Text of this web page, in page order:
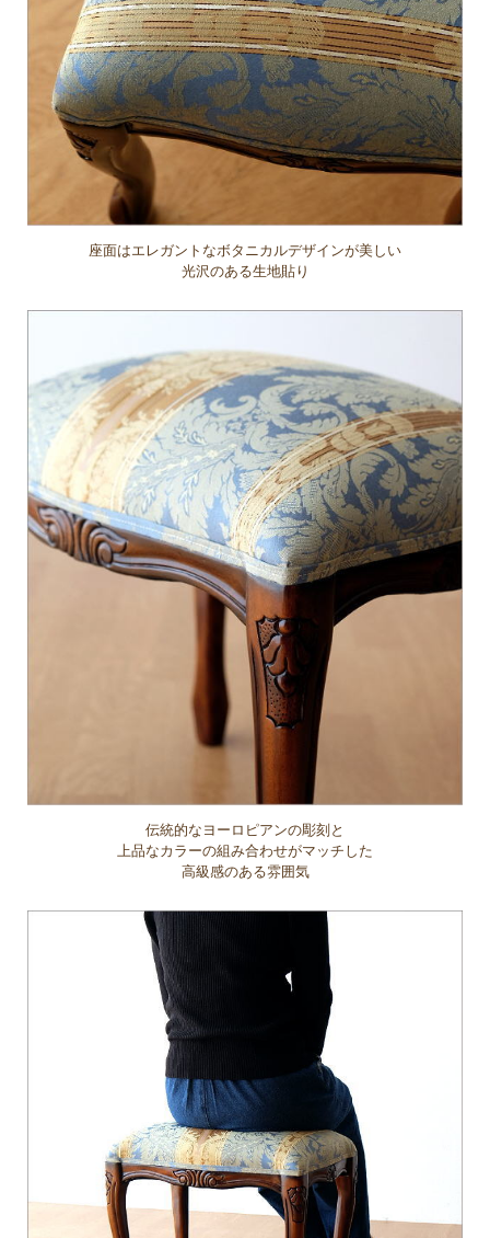
座面はエレガントなボタニカルデザインが美しい
光沢のある生地貼り
伝統的なヨーロピアンの彫刻と
上品なカラーの組み合わせがマッチした
高級感のある雰囲気